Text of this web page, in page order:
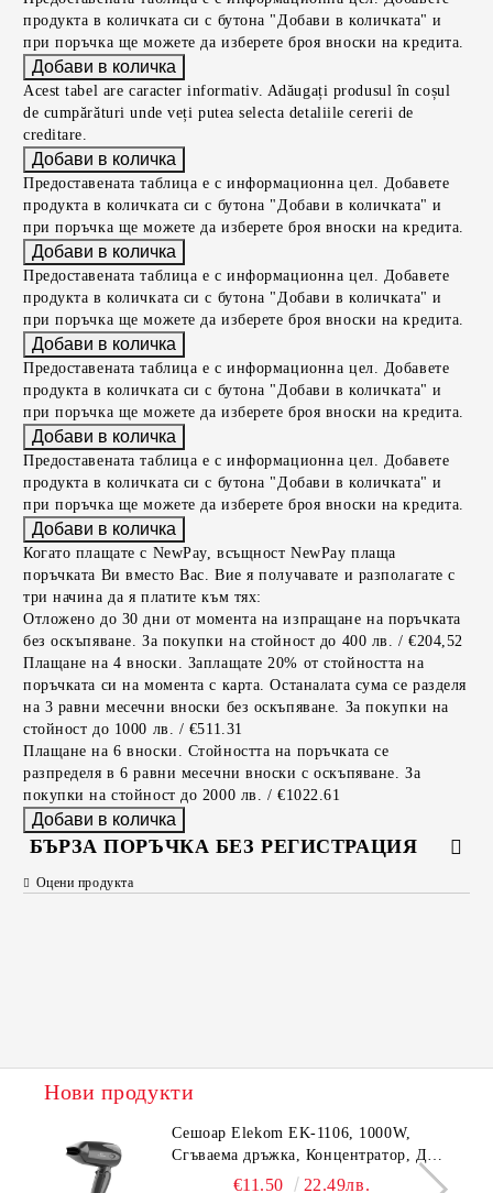
продукта в количката си с бутона "Добави в количката" и
при поръчка ще можете да изберете броя вноски на кредита.
Acest tabel are caracter informativ. Adăugați produsul în coșul
de cumpărături unde veți putea selecta detaliile cererii de
creditare.
Предоставената таблица е с информационна цел. Добавете
продукта в количката си с бутона "Добави в количката" и
при поръчка ще можете да изберете броя вноски на кредита.
Предоставената таблица е с информационна цел. Добавете
продукта в количката си с бутона "Добави в количката" и
при поръчка ще можете да изберете броя вноски на кредита.
Предоставената таблица е с информационна цел. Добавете
продукта в количката си с бутона "Добави в количката" и
при поръчка ще можете да изберете броя вноски на кредита.
Предоставената таблица е с информационна цел. Добавете
продукта в количката си с бутона "Добави в количката" и
при поръчка ще можете да изберете броя вноски на кредита.
Когато плащате с NewPay, всъщност NewPay плаща
поръчката Ви вместо Вас. Вие я получавате и разполагате с
три начина да я платите към тях:
Отложено до 30 дни от момента на изпращане на поръчката
без оскъпяване. За покупки на стойност до 400 лв. / €204,52
Плащане на 4 вноски. Заплащате 20% от стойността на
поръчката си на момента с карта. Останалата сума се разделя
на 3 равни месечни вноски без оскъпяване. За покупки на
стойност до 1000 лв. / €511.31
Плащане на 6 вноски. Стойността на поръчката се
разпределя в 6 равни месечни вноски с оскъпяване. За
покупки на стойност до 2000 лв. / €1022.61
БЪРЗА ПОРЪЧКА БЕЗ РЕГИСТРАЦИЯ
Оцени продукта
Нови продукти
Сешоар Elekom EK-1106, 1000W,
Сгъваема дръжка, Концентратор, Две
скорости, Дълъг кабел, 220-240 V
€11.50 22.49лв.